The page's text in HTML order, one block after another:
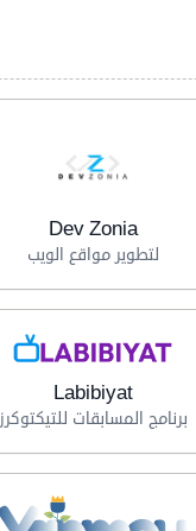
Dev Zonia
لتطوير مواقع الويب
Labibiyat
برنامج المسابقات للتيكتوكرز